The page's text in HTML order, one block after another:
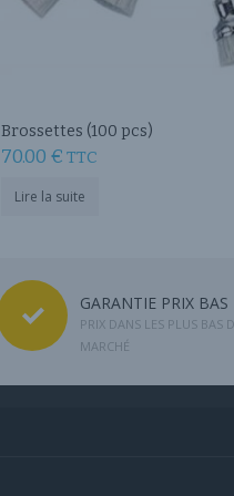
Brossettes (100 pcs)
70.00 € TTC
Lire la suite
GARANTIE PRIX BAS
PRIX DANS LES PLUS BAS
MARCHÉ